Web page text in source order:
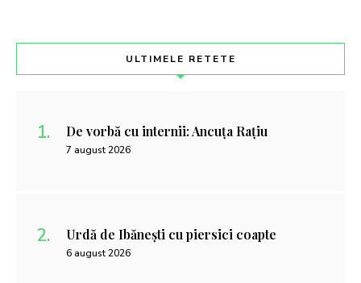
ULTIMELE RETETE
De vorbă cu internii: Ancuța Rațiu
7 august 2026
Urdă de Ibănești cu piersici coapte
6 august 2026